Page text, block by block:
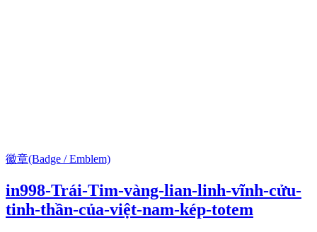
徽章(Badge / Emblem)
in998-Trái-Tim-vàng-lian-linh-vĩnh-cửu-
tinh-thần-của-việt-nam-kép-totem